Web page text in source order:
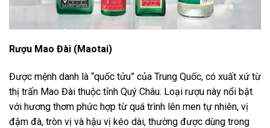
Rượu Mao Đài (Maotai)
Được mệnh danh là “quốc tửu” của Trung Quốc, có xuất xứ từ
thị trấn Mao Đài thuộc tỉnh Quý Châu. Loại rượu này nổi bật
với hương thơm phức hợp từ quá trình lên men tự nhiên, vị
đậm đà, tròn vị và hậu vị kéo dài, thường được dùng trong